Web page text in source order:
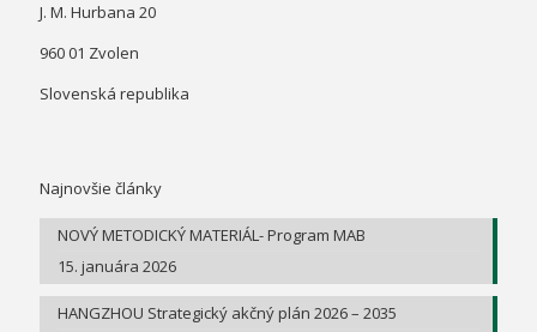
J. M. Hurbana 20
960 01 Zvolen
Slovenská republika
Najnovšie články
NOVÝ METODICKÝ MATERIÁL- Program MAB
15. januára 2026
HANGZHOU Strategický akčný plán 2026 – 2035